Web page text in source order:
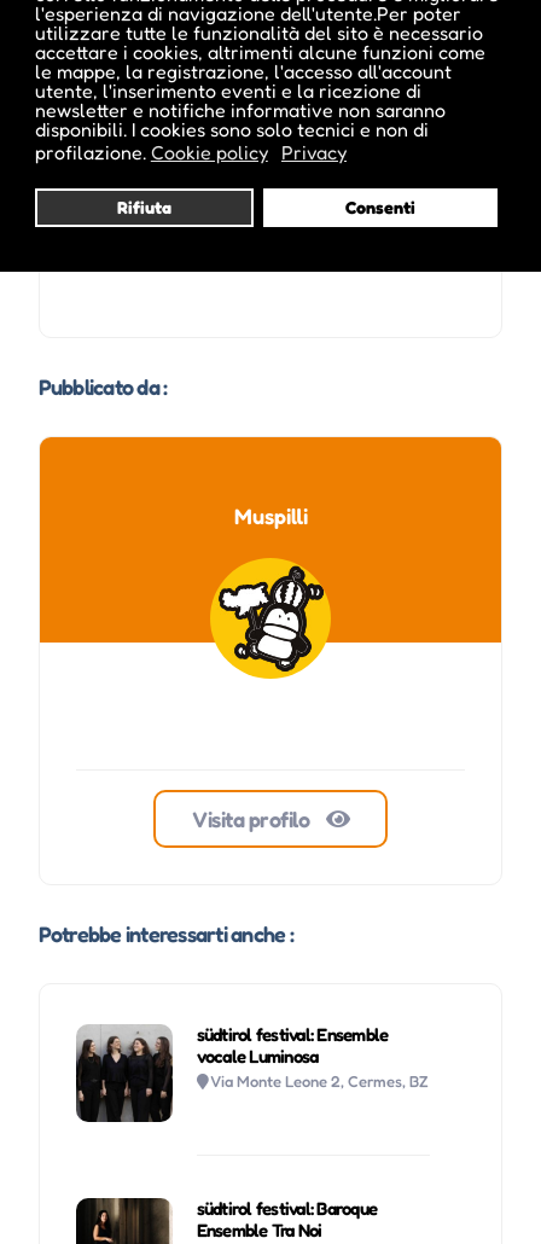
l'esperienza di navigazione dell'utente.Per poter
utilizzare tutte le funzionalità del sito è necessario
accettare i cookies, altrimenti alcune funzioni come
le mappe, la registrazione, l'accesso all'account
utente, l'inserimento eventi e la ricezione di
newsletter e notifiche informative non saranno
disponibili. I cookies sono solo tecnici e non di
profilazione. Cookie policy Privacy
Rifiuta Consenti
Date e orari evento :
Pubblicato da :
Muspilli
Visita profilo
Potrebbe interessarti anche :
südtirol festival: Ensemble
vocale Luminosa
Via Monte Leone 2, Cermes, BZ
südtirol festival: Baroque
Ensemble Tra Noi